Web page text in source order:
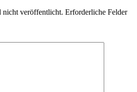
veröffentlicht. Erforderliche Felder